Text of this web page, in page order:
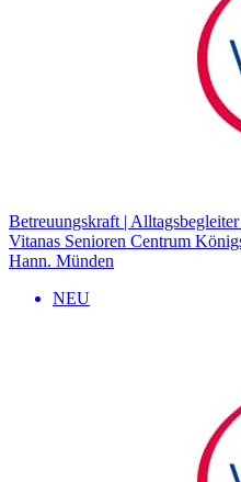
Betreuungskraft |
Vitanas Senioren Centrum
Hann. Münden
NEU